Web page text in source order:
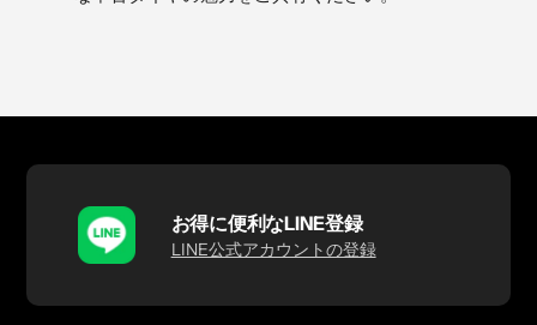
お得に便利なLINE登録
LINE公式アカウントの登録